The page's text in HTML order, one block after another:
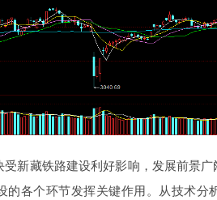
新藏铁路建设利好影响，发展前景
的各个环节发挥关键作用。从技术分